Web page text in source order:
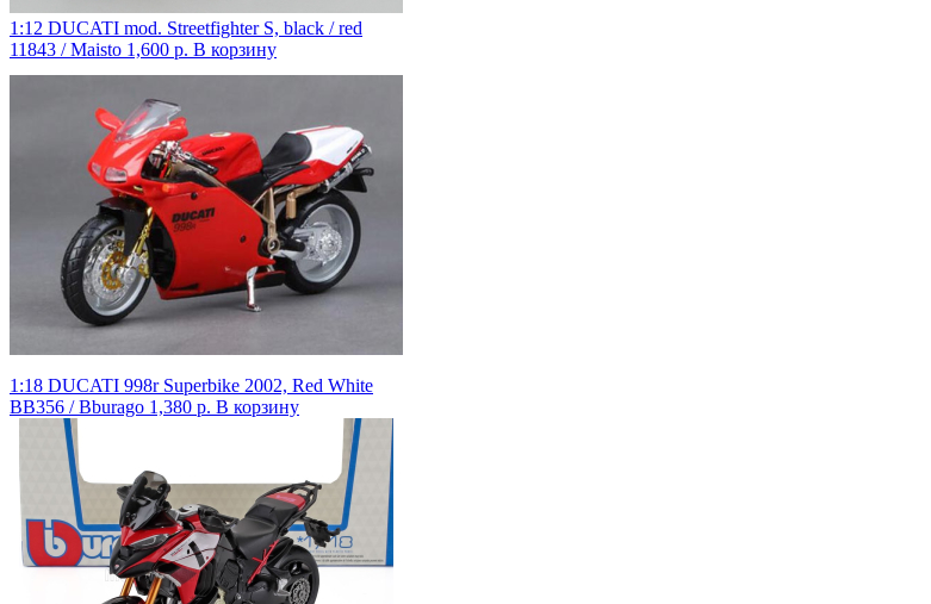
1:12 DUCATI mod. Streetfighter S, black / red
11843 / Maisto 1,600 р. В корзину
1:18 DUCATI 998r Superbike 2002, Red White
BB356 / Bburago 1,380 р. В корзину